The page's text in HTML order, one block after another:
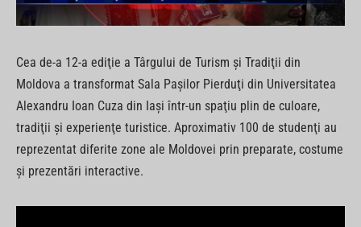
Cea de-a 12-a ediţie a Târgului de Turism şi Tradiţii din
Moldova a transformat Sala Paşilor Pierduţi din Universitatea
Alexandru Ioan Cuza din Iaşi într-un spaţiu plin de culoare,
tradiţii şi experienţe turistice. Aproximativ 100 de studenţi au
reprezentat diferite zone ale Moldovei prin preparate, costume
şi prezentări interactive.